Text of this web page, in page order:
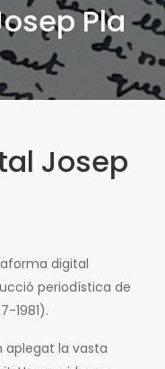
Pla
Josep
digital
periodística de
1981).
aplegat la vasta